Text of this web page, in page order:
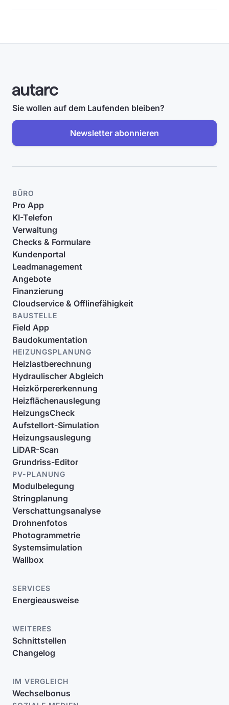
Sie wollen auf dem Laufenden bleiben?
Newsletter abonnieren
BÜRO
Pro App
KI-Telefon
Verwaltung
Checks & Formulare
Kundenportal
Leadmanagement
Angebote
Finanzierung
Cloudservice & Offlinefähigkeit
BAUSTELLE
Field App
Baudokumentation
HEIZUNGSPLANUNG
Heizlastberechnung
Hydraulischer Abgleich
Heizkörpererkennung
Heizflächenauslegung
HeizungsCheck
Aufstellort-Simulation
Heizungsauslegung
LiDAR-Scan
Grundriss-Editor
PV-PLANUNG
Modulbelegung
Stringplanung
Verschattungsanalyse
Drohnenfotos
Photogrammetrie
Systemsimulation
Wallbox
SERVICES
Energieausweise
WEITERES
Schnittstellen
Changelog
IM VERGLEICH
Wechselbonus